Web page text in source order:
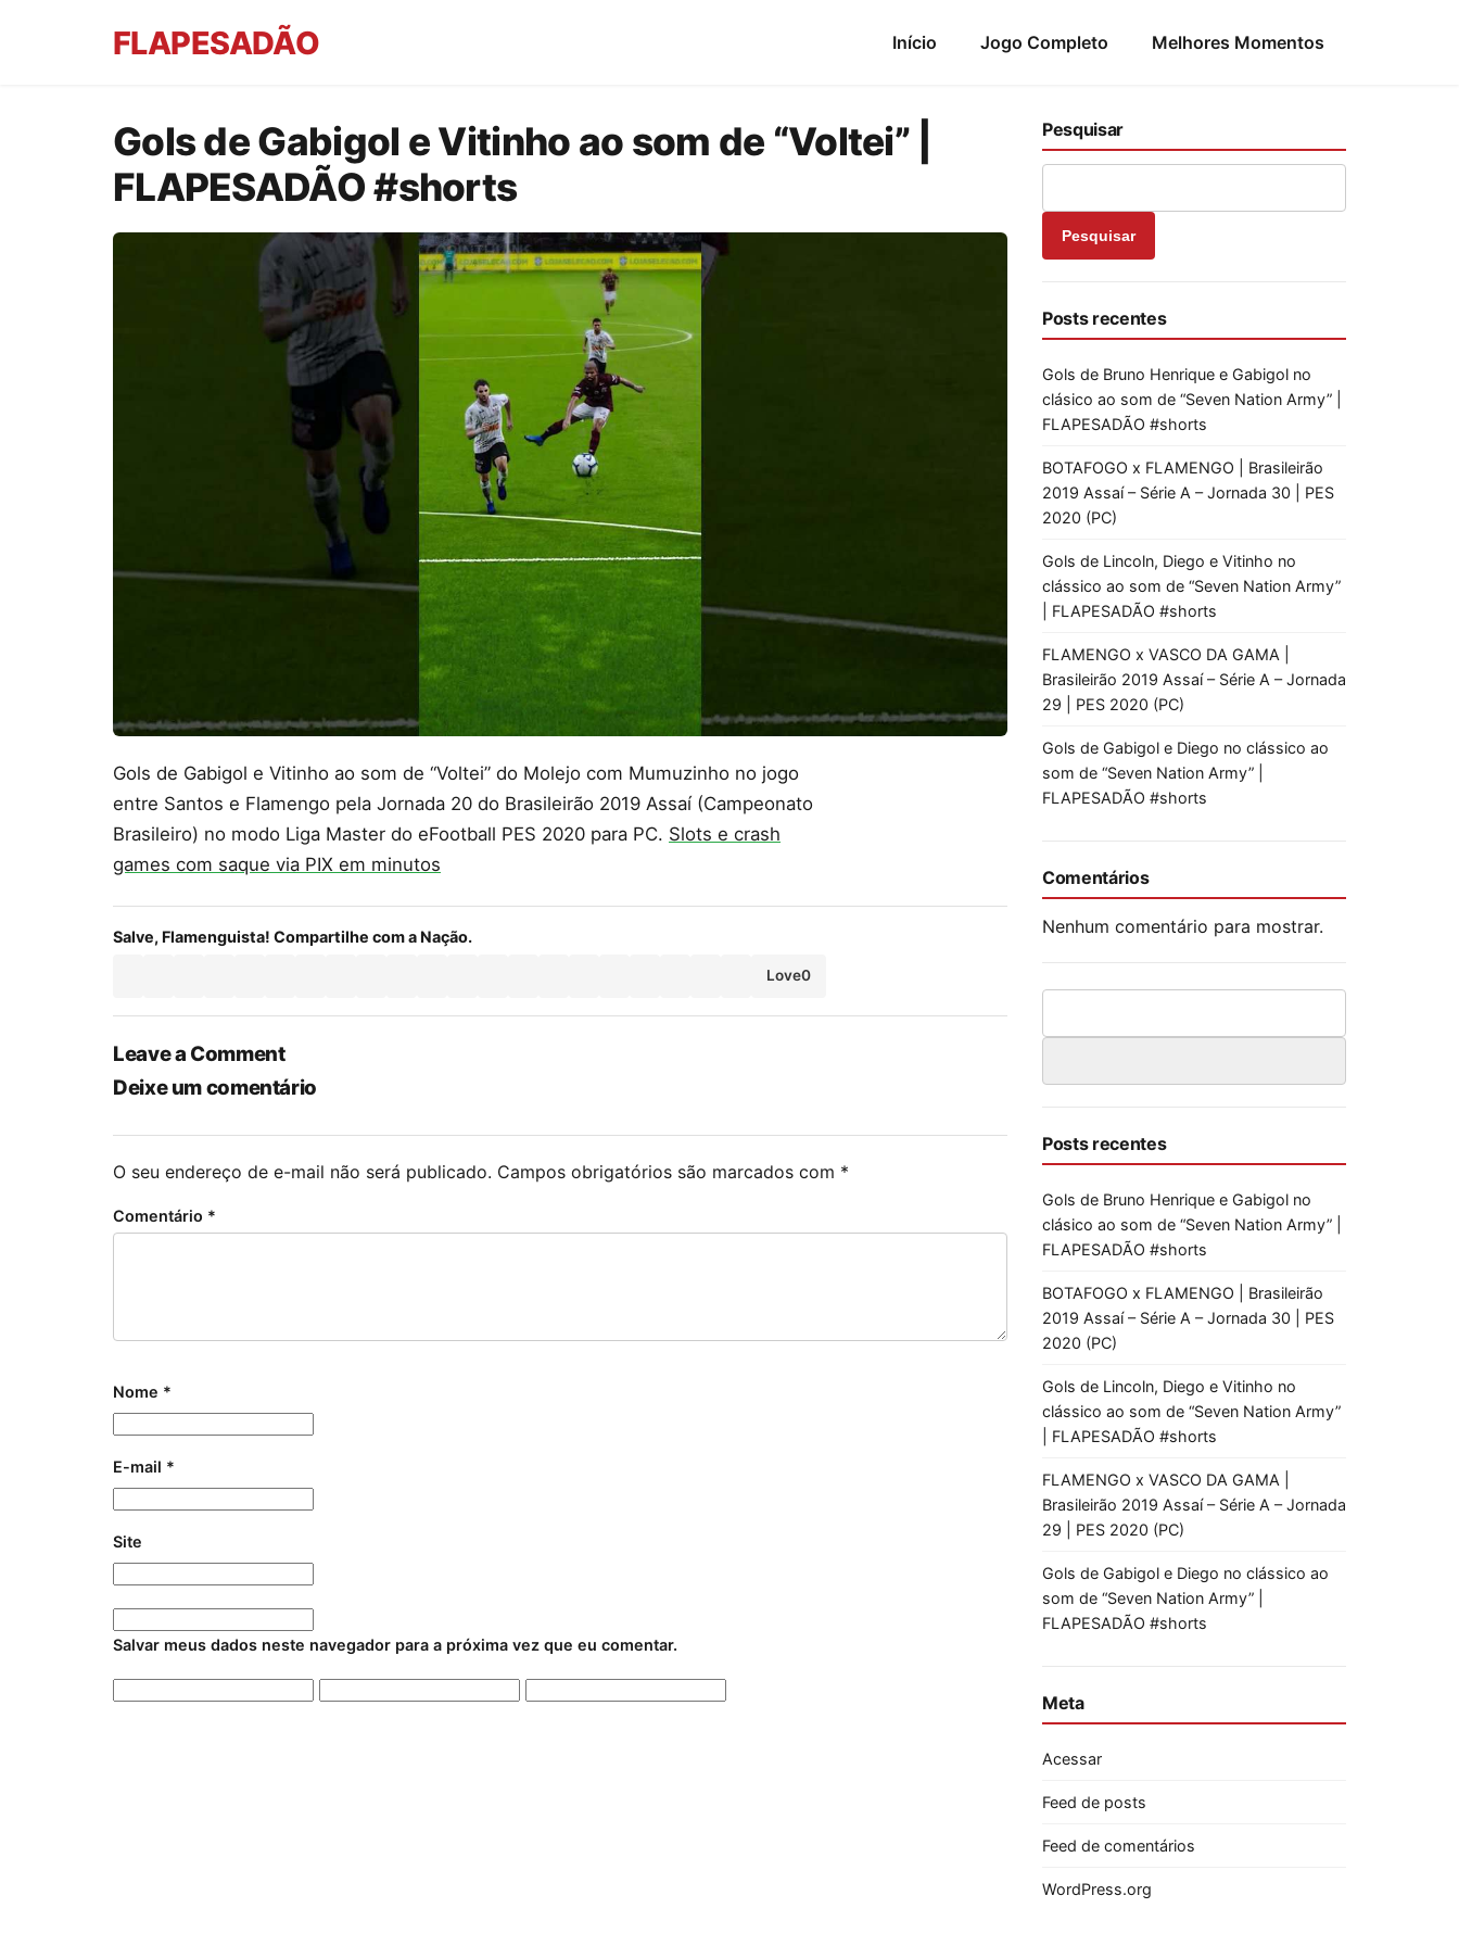
FLAPESADÃO Início Jogo Completo Melhores Momentos
Gols de Gabigol e Vitinho ao som de “Voltei” |
FLAPESADÃO #shorts
Gols de Gabigol e Vitinho ao som de “Voltei” do Molejo com Mumuzinho no jogo
entre Santos e Flamengo pela Jornada 20 do Brasileirão 2019 Assaí (Campeonato
Brasileiro) no modo Liga Master do eFootball PES 2020 para PC. Slots e crash
games com saque via PIX em minutos
Salve, Flamenguista! Compartilhe com a Nação.
Love0
Leave a Comment
Deixe um comentário
O seu endereço de e-mail não será publicado. Campos obrigatórios são marcados com *
Comentário *
Nome *
E-mail *
Site
Salvar meus dados neste navegador para a próxima vez que eu comentar.
Pesquisar
Pesquisar
Posts recentes
Gols de Bruno Henrique e Gabigol no
clásico ao som de “Seven Nation Army” |
FLAPESADÃO #shorts
BOTAFOGO x FLAMENGO | Brasileirão
2019 Assaí – Série A – Jornada 30 | PES
2020 (PC)
Gols de Lincoln, Diego e Vitinho no
clássico ao som de “Seven Nation Army”
| FLAPESADÃO #shorts
FLAMENGO x VASCO DA GAMA |
Brasileirão 2019 Assaí – Série A – Jornada
29 | PES 2020 (PC)
Gols de Gabigol e Diego no clássico ao
som de “Seven Nation Army” |
FLAPESADÃO #shorts
Comentários
Nenhum comentário para mostrar.
Posts recentes
Gols de Bruno Henrique e Gabigol no
clásico ao som de “Seven Nation Army” |
FLAPESADÃO #shorts
BOTAFOGO x FLAMENGO | Brasileirão
2019 Assaí – Série A – Jornada 30 | PES
2020 (PC)
Gols de Lincoln, Diego e Vitinho no
clássico ao som de “Seven Nation Army”
| FLAPESADÃO #shorts
FLAMENGO x VASCO DA GAMA |
Brasileirão 2019 Assaí – Série A – Jornada
29 | PES 2020 (PC)
Gols de Gabigol e Diego no clássico ao
som de “Seven Nation Army” |
FLAPESADÃO #shorts
Meta
Acessar
Feed de posts
Feed de comentários
WordPress.org